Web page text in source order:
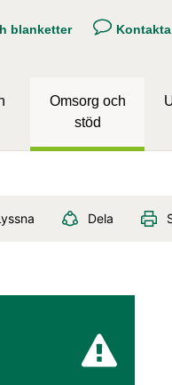
blanketter
Omsorg och
stöd
Dela